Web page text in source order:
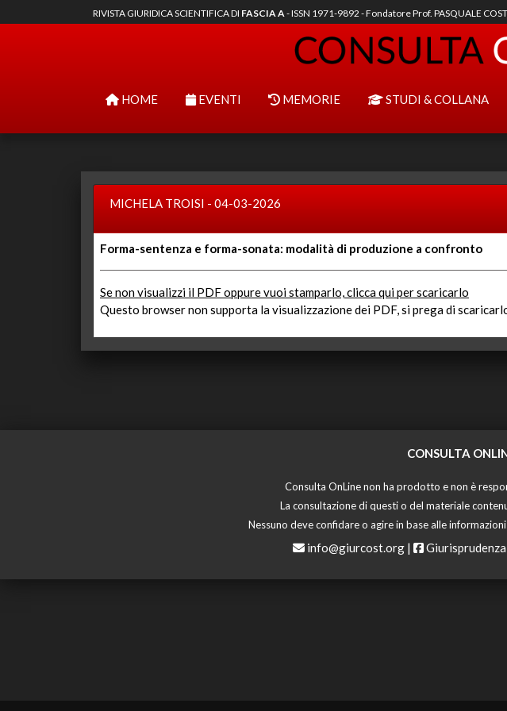
RIVISTA GIURIDICA SCIENTIFICA DI FASCIA A- ISSN 1971-9892 - Fondatore Prof. PASQUALE
HOME EVENTI MEMORIE STUDI & COLLANA
MICHELA TROISI - 04-03-2026
Forma-sentenza e forma-sonata: modalità di produzione a confronto
Se non visualizzi il PDF oppure vuoi stamparlo, clicca qui per scaricarlo
Questo browser non supporta la visualizzazione dei PDF, si prega di
CONSULTA
Consulta OnLine non ha prodotto e non è
La consultazione di questi o del materiale
Nessuno deve confidare o agire in base alle
info@giurcost.org |